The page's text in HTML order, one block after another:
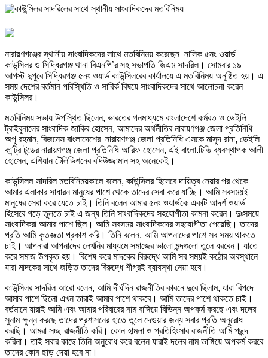
নারায়ণগঞ্জের স্থানীয় সাংবাদিকদের সাথে মতবিনিময় করেছেন নাসিক ৫নং ওয়ার্ড
কাউন্সিলর ও সিদ্ধিরগঞ্জ থানা বিএনপি’র সহ সভাপতি জিএম সাদরিল। সোমবার ১৯
আগস্ট দুপুরে সিদ্ধিরগঞ্জ ৫নং ওয়ার্ড কাউন্সিলরের কার্যালয়ে এ মতবিনিময় অনুষ্ঠিত হয়। এ
সময় দেশের বর্তমান পরিস্থিতি ও সাবির্ক বিষয়ে সাংবাদিকদের সাথে আলোচনা করেন
কাউন্সিলর।
মতবিনিময় সভায় উপস্থিত ছিলেন, ভারতের গনমাধ্যমে বাংলাদেশে কর্মরত ও ডেইলি
ট্রাইবুনালের সাংবাদিক জাকির হোসেন, আমাদের অর্থনীতির নারায়ণগঞ্জ জেলা প্রতিনিধি
অপু রহমান, বিজনেস বাংলাদেশের নারায়ণগঞ্জ জেলা প্রতিনিধি এসকে মাসুদ রানা, ডেইলি
কান্ট্রি টুডের নারায়ণগঞ্জ জেলা প্রতিনিধি আরিফ হোসেন, এই বাংলা.টিভি ব্যবস্থাপক আলী
হোসেন, এশিয়ান টেলিভিশনের বদিউজ্জামান সহ অনেকেই।
কাউন্সিলল সাদরিল মতবিনিময়কালে বলেন, কাউন্সিলর হিসেবে দায়িত্ব নেয়ার পর থেকে
আমার এলাকার সাধারন মানুষের পাশে থেকে তাদের সেবা করে যাচ্ছি। আমি সবসময়ই
মানুষের সেবা করে যেতে চাই। তিনি বলেন আমার ৫নং ওয়ার্ডকে একটি আদর্শ ওয়ার্ড
হিসেবে গড়ে তুলতে চাই এ জন্য তিনি সাংবাদিকদের সহযোগীতা কামনা করেন। দুঃসময়ে
সাংবাদিকরা আমার পাশে ছিল। আমি সবসময় সাংবাদিকদের সহযোগীতা পেয়েছি। তাদের
প্রতি আমি কৃতজ্ঞতা প্রকাশ করি। তিনি বলেন, আমি আপনাদের পাশে সব সময় থাকতে
চাই। আপনারা আপনাদের লেখনির মাধ্যমে সমাজের ভালো মন্দগুলো তুলে ধরবেন। যাতে
করে সমাজ উপকৃত হয়। বিশেষ করে মাদকের বিরুদ্ধে আমি সব সময়ই কঠোর অবস্থানে
যারা মাদকের সাথে জড়িত তাদের বিরুদ্ধে শীগ্রই ব্যাবস্থা নেয়া হবে।
কাউন্সিলর সাদরিল আরো বলেন, আমি দীর্ঘদিন রাজনীতির কারনে দুরে ছিলাম, যারা বিপদে
আমার পাশে ছিলো এখন তারাই আমার পাশে থাকবে। আমি তাদের পাশে থাকতে চাই।
বর্তমানে যারাই আমি এবং আমার পরিবারের নাম বাঙ্গিয়ে বিভিন্ন অপকর্ম করছে এবং দলের
সুনাম ক্ষুন্ন করছে তাদের প্রশাসনের হাতে তুলে দেওয়ার জন্য সবার প্রতি অনুরোধ
করছি। আমরা সচ্ছ রাজনীতি করি। কোন হামলা ও প্রতিহিংসার রাজনীতি আমি পছন্দ
করিনা। তাই সবার কাছে তিনি অনুরোধ করে বলেন যারাই দলের নাম ভাঙ্গিয়ে অপকর্ম করবে
তাদের কোন ছাড় দেয়া হবে না।